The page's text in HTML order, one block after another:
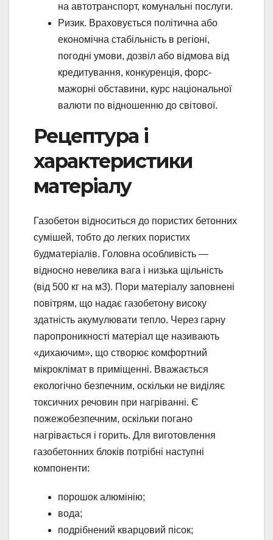
на автотранспорт, комунальні послуги.
Ризик. Враховується політична або
економічна стабільність в регіоні,
погодні умови, дозвіл або відмова від
кредитування, конкуренція, форс-
мажорні обставини, курс національної
валюти по відношенню до світової.
Рецептура і
характеристики
матеріалу
Газобетон відноситься до пористих бетонних
сумішей, тобто до легких пористих
будматеріалів. Головна особливість —
відносно невелика вага і низька щільність
(від 500 кг на м3). Пори матеріалу заповнені
повітрям, що надає газобетону високу
здатність акумулювати тепло. Через гарну
паропроникності матеріал ще називають
«дихаючим», що створює комфортний
мікроклімат в приміщенні. Вважається
екологічно безпечним, оскільки не виділяє
токсичних речовин при нагріванні. Є
пожежобезпечним, оскільки погано
нагрівається і горить. Для виготовлення
газобетонних блоків потрібні наступні
компоненти:
порошок алюмінію;
вода;
подрібнений кварцовий пісок;